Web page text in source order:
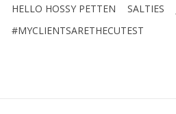
HELLO HOSSY PETTEN SALTIES
#MYCLIENTSARETHECUTEST